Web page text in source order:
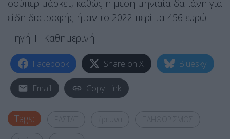
σούπερ μάρκετ, καθώς η μέση μηνιαία δαπάνη για
είδη διατροφής ήταν το 2022 περί τα 456 ευρώ.
Πηγή: Η Καθημερινή
Facebook Share on X Bluesky
Email Copy Link
Tags: